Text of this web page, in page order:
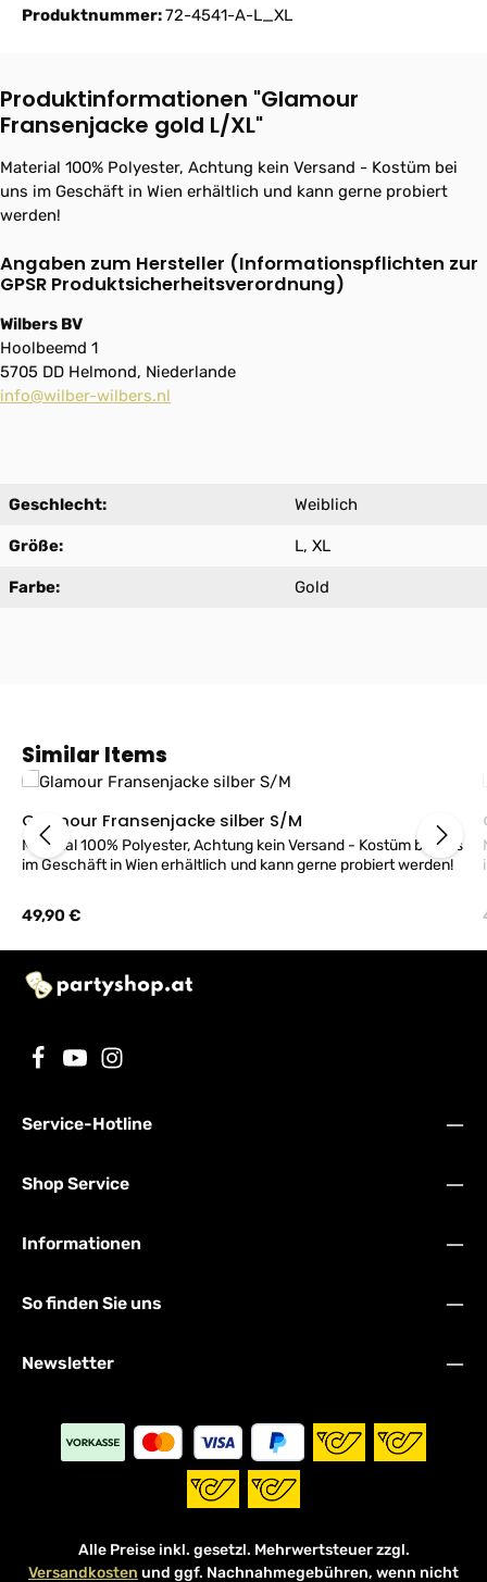
Produktnummer:72-4541-A-L_XL
Produktinformationen "Glamour
Fransenjacke gold L/XL"
Material 100% Polyester, Achtung kein Versand - Kostüm bei
uns im Geschäft in Wien erhältlich und kann gerne probiert
werden!
Angaben zum Hersteller (Informationspflichten zur
GPSR Produktsicherheitsverordnung)
Wilbers BV
Hoolbeemd 1
5705 DD Helmond, Niederlande
info@wilber-wilbers.nl
Geschlecht: Weiblich
Größe: L, XL
Farbe: Gold
Produktgalerie überspringen
Similar Items
Glamour Fransenjacke silber S/M
Material 100% Polyester, Achtung kein Versand - Kostüm bei uns
im Geschäft in Wien erhältlich und kann gerne probiert werden!
Regulärer Preis:
49,90 €
Service-Hotline
Shop Service
Informationen
So finden Sie uns
Newsletter
Alle Preise inkl. gesetzl. Mehrwertsteuer zzgl.
Versandkosten und ggf. Nachnahmegebühren, wenn nicht